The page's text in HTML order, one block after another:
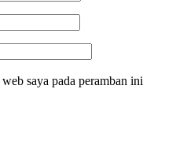
saya pada peramban ini